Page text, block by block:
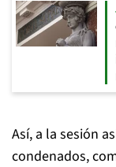
Así, a la sesión
condenados,